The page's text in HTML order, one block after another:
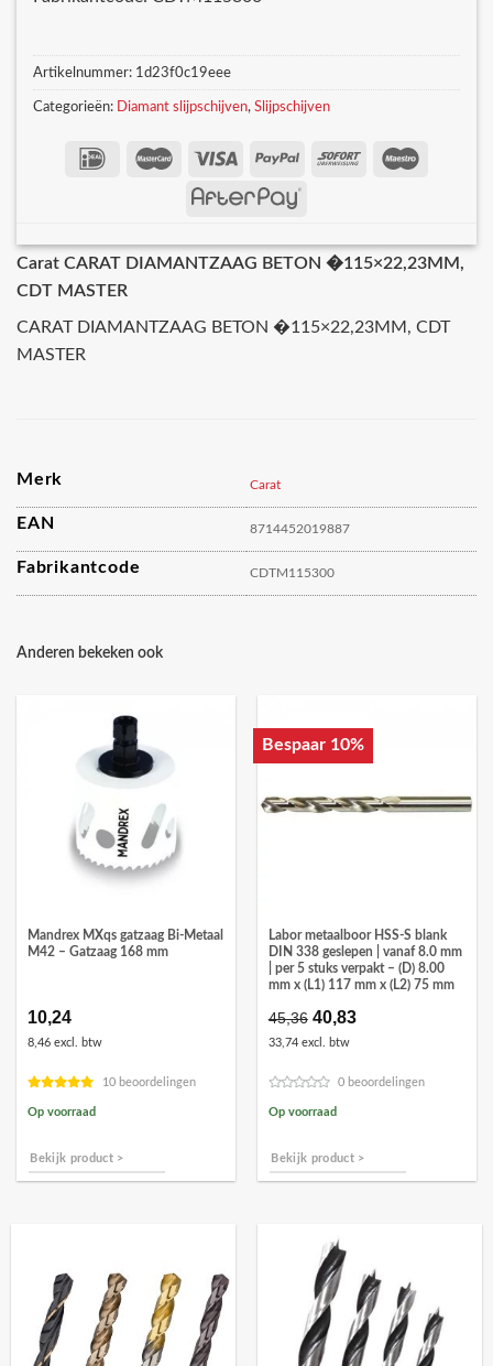
Artikelnummer: 1d23f0c19eee
Categorieën: Diamant slijpschijven, Slijpschijven
Carat CARAT DIAMANTZAAG BETON �115×22,23MM,
CDT MASTER
CARAT DIAMANTZAAG BETON �115×22,23MM, CDT
MASTER
Merk Carat
EAN 8714452019887
Fabrikantcode CDTM115300
Anderen bekeken ook
Mandrex MXqs gatzaag Bi-Metaal
M42 – Gatzaag 168 mm
10,24
8,46 excl. btw
10 beoordelingen
Op voorraad
Bekijk product >
Bespaar 10%
Labor metaalboor HSS-S blank
DIN 338 geslepen | vanaf 8.0 mm
| per 5 stuks verpakt – (D) 8.00
mm x (L1) 117 mm x (L2) 75 mm
45,36 Oorspronkelijke
prijs
was:
40,83Huidige
33,74 excl. btw
0 beoordelingen
Op voorraad
Bekijk product >